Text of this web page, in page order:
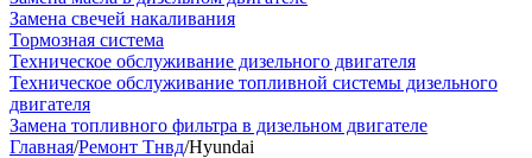
Замена свечей накаливания
Тормозная система
Техническое обслуживание дизельного двигателя
Техническое обслуживание топливной системы дизельного
двигателя
Замена топливного фильтра в дизельном двигателе
Главная/Ремонт Тнвд/Hyundai